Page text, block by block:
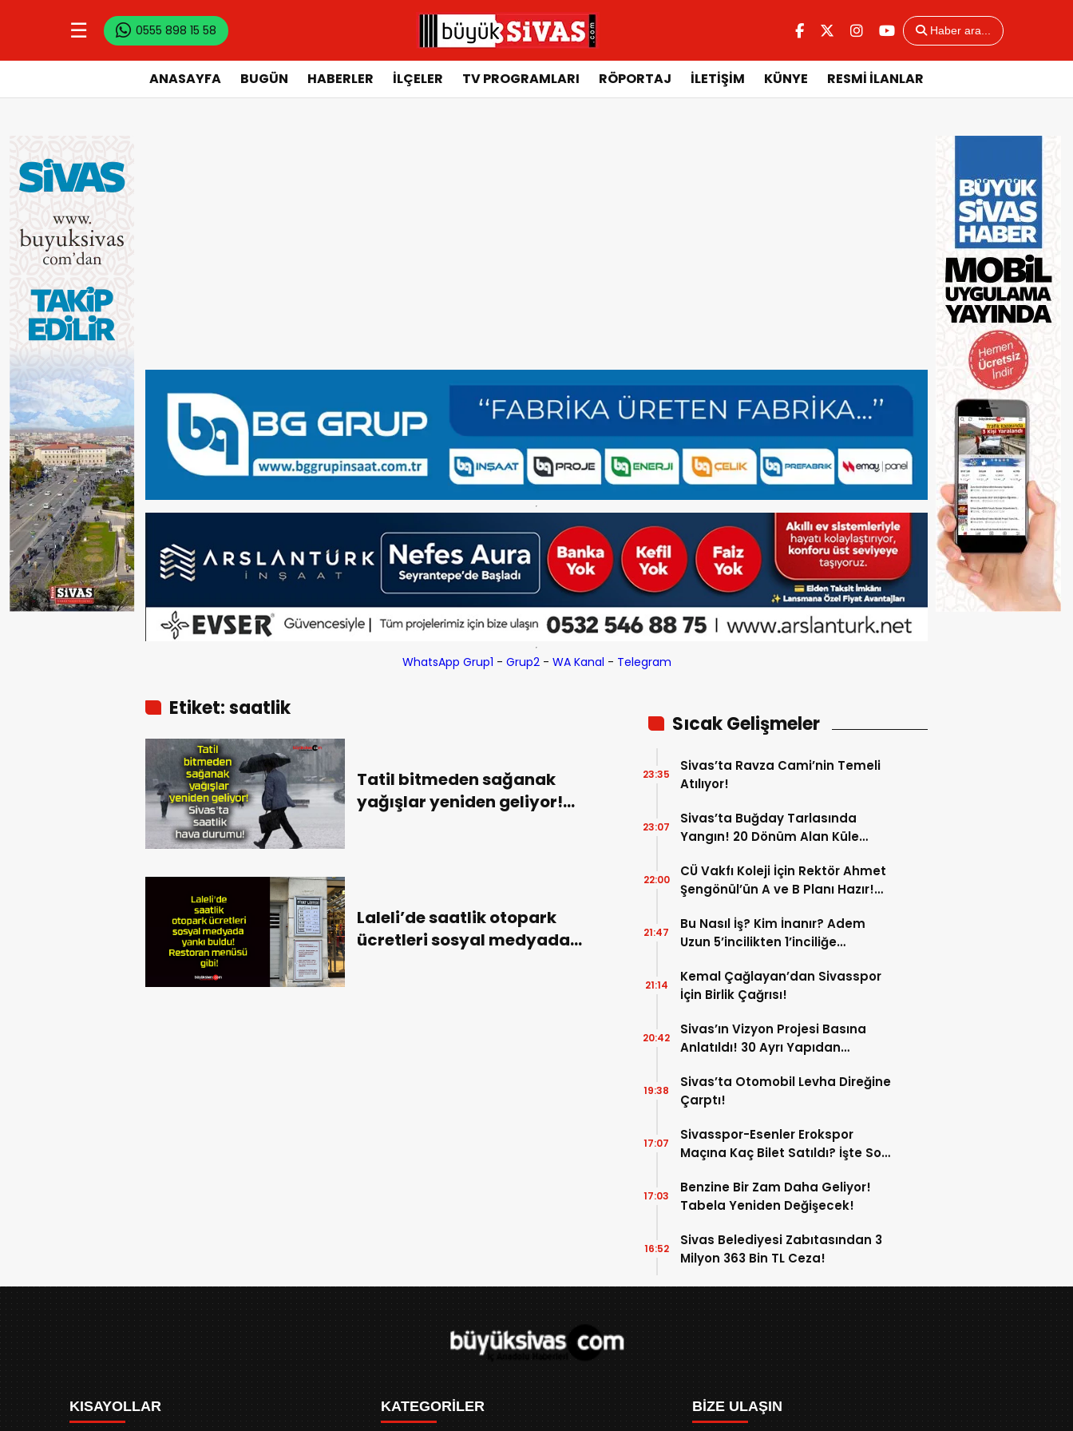
☰ 0555 898 15 58 Haber ara...
ANASAYFA BUGÜN HABERLER İLÇELER TV PROGRAMLARI RÖPORTAJ İLETİŞİM KÜNYE RESMİ İLANLAR
WhatsApp Grup1 - Grup2- WA Kanal - Telegram
Etiket: saatlik
Tatil bitmeden sağanak
yağışlar yeniden geliyor!
Laleli’de saatlik otopark
ücretleri sosyal medyada
Sıcak Gelişmeler
Sivas’ta Ravza Cami’nin Temeli
Atılıyor!
23:35
Sivas’ta Buğday Tarlasında
Yangın! 20 Dönüm Alan Küle
23:07
CÜ Vakfı Koleji İçin Rektör Ahmet
Şengönül’ün A ve B Planı Hazır!
Çözmek!
22:00
Bu Nasıl İş? Kim İnanır? Adem
Uzun 5’incilikten 1’inciliğe
21:47
Kemal Çağlayan’dan Sivasspor
İçin Birlik Çağrısı!
21:14
Sivas’ın Vizyon Projesi Basına
Anlatıldı! 30 Ayrı Yapıdan
20:42
Sivas’ta Otomobil Levha Direğine
Çarptı!
19:38
Sivasspor-Esenler Erokspor
Maçına Kaç Bilet Satıldı? İşte Son
17:07
Benzine Bir Zam Daha Geliyor!
Tabela Yeniden Değişecek!
17:03
Sivas Belediyesi Zabıtasından 3
Milyon 363 Bin TL Ceza!
16:52
KISAYOLLAR KATEGORİLER BİZE ULAŞIN